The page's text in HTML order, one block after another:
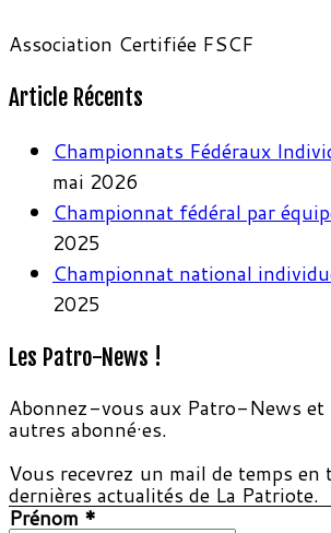
Association Certifiée FSCF
Article Récents
Championnats Fédéraux
mai 2026
Championnat fédéral par
2025
Championnat national
2025
Les Patro-News !
Abonnez-vous aux Patro-News et
autres abonné·es.
Vous recevrez un mail de temps en
dernières actualités de La Patriote.
Prénom *